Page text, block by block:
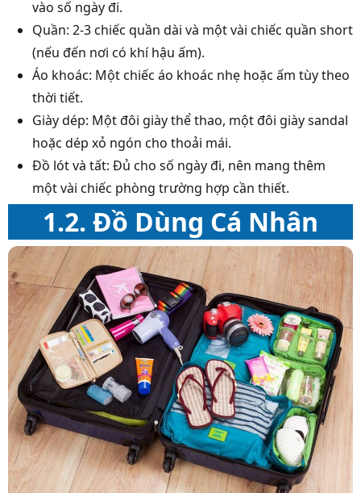
vào số ngày đi.
Quần: 2-3 chiếc quần dài và một vài chiếc quần short
(nếu đến nơi có khí hậu ấm).
Áo khoác: Một chiếc áo khoác nhẹ hoặc ấm tùy theo
thời tiết.
Giày dép: Một đôi giày thể thao, một đôi giày sandal
hoặc dép xỏ ngón cho thoải mái.
Đồ lót và tất: Đủ cho số ngày đi, nên mang thêm
một vài chiếc phòng trường hợp cần thiết.
1.2. Đồ Dùng Cá Nhân